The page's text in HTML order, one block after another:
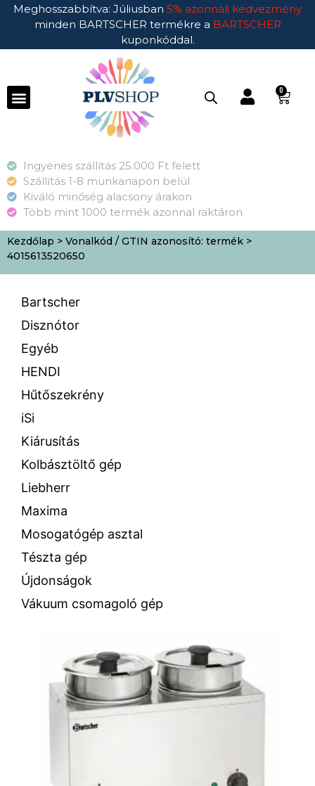
Meghosszabbítva: Júliusban 5% azonnali kedvezmény
minden BARTSCHER termékre a BARTSCHER
kuponkóddal.
0
Ingyenes szállítás 25.000 Ft felett
Szállítás 1-8 munkanapon belül
Kiváló minőség alacsony árakon
Több mint 1000 termék azonnal raktáron
Kezdőlap > Vonalkód / GTIN azonosító: termék >
4015613520650
Bartscher
Disznótor
Egyéb
HENDI
Hűtőszekrény
iSi
Kiárusítás
Kolbásztöltő gép
Liebherr
Maxima
Mosogatógép asztal
Tészta gép
Újdonságok
Vákuum csomagoló gép